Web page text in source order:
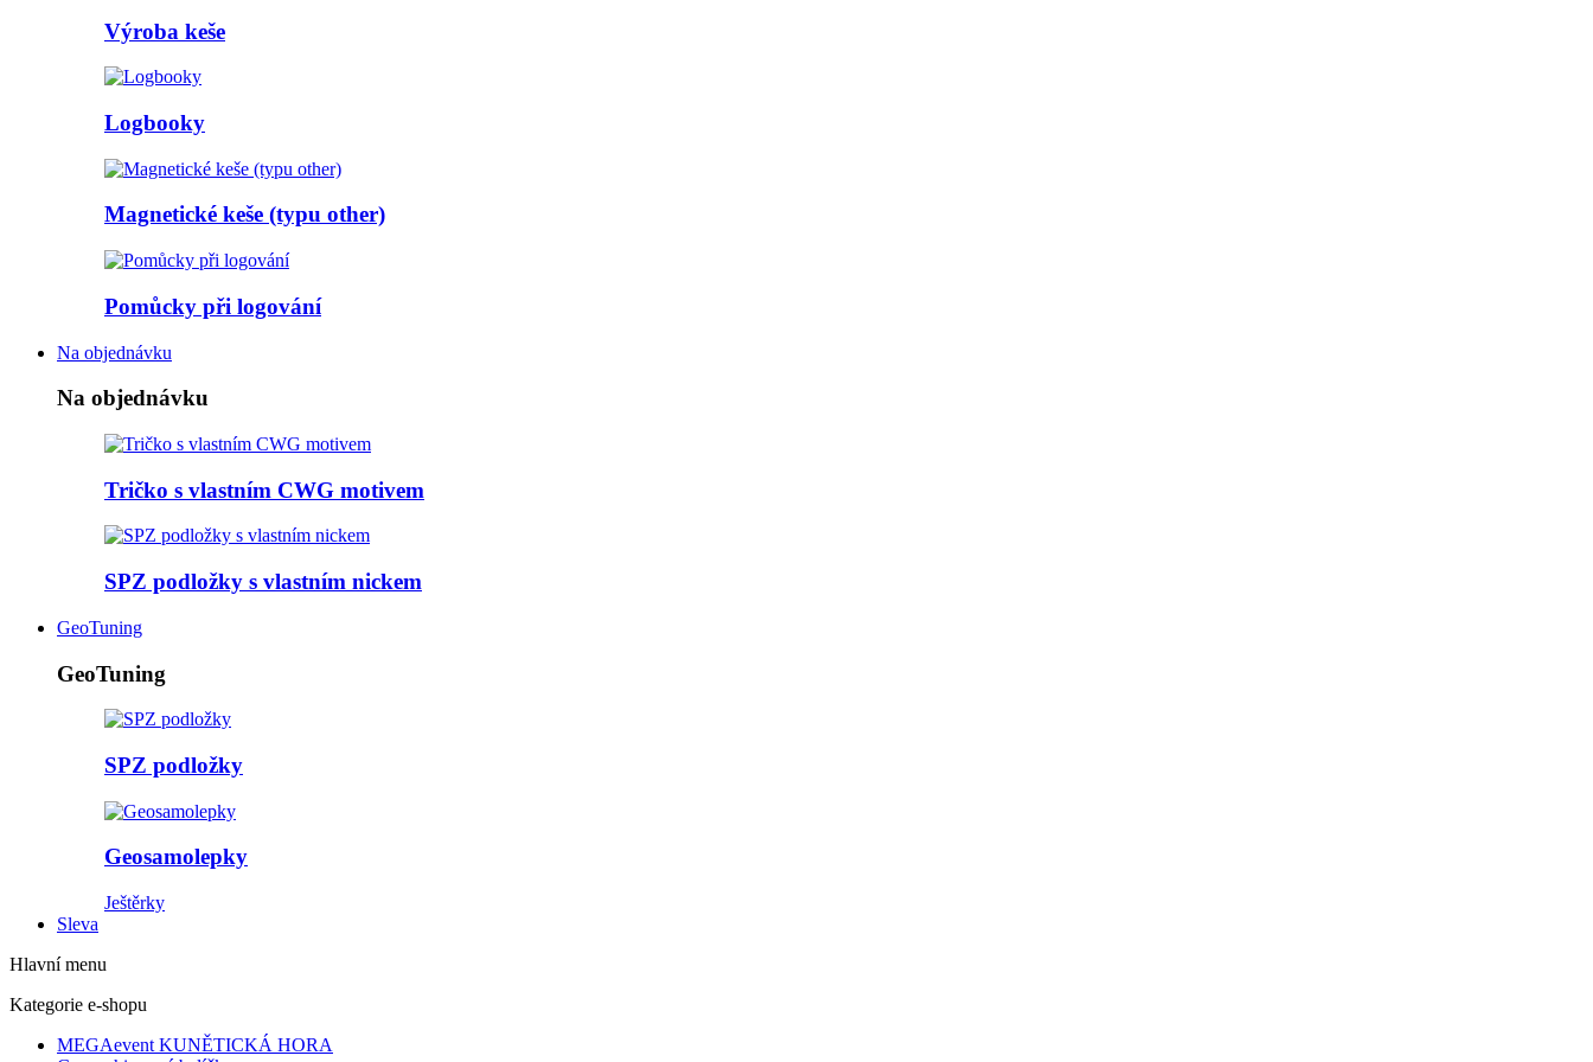
Výroba keše
Logbooky
Magnetické keše (typu other)
Pomůcky při logování
Na objednávku
Na objednávku
Tričko s vlastním CWG motivem
SPZ podložky s vlastním nickem
GeoTuning
GeoTuning
SPZ podložky
Geosamolepky
Ještěrky
Sleva
Hlavní menu
Kategorie e-shopu
MEGAevent KUNĚTICKÁ HORA